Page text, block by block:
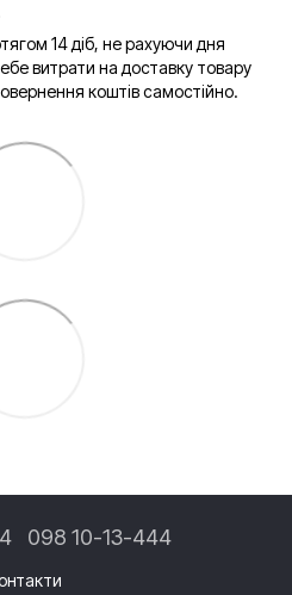
14 діб, не рахуючи дня
витрати на доставку товару
коштів самостійно.
098 10-13-444